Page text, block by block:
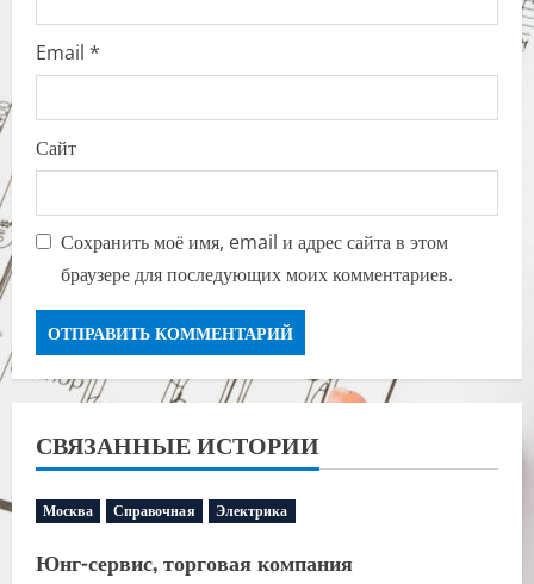
Email *
Сайт
Сохранить моё имя, email и адрес сайта в этом
браузере для последующих моих комментариев.
СВЯЗАННЫЕ ИСТОРИИ
Москва Справочная Электрика
Юнг-сервис, торговая компания